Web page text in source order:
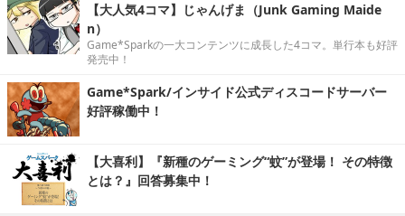
【大人気4コマ】じゃんげま（Junk Gaming Maide
n）
Game*Sparkの一大コンテンツに成長した4コマ。単行本も好評
発売中！
Game*Spark/インサイド公式ディスコードサーバー
好評稼働中！
【大喜利】『新種のゲーミング“蚊”が登場！ その特徴
とは？』回答募集中！